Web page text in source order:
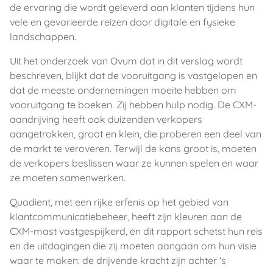
de ervaring die wordt geleverd aan klanten tijdens hun
vele en gevarieerde reizen door digitale en fysieke
landschappen.
Uit het onderzoek van Ovum dat in dit verslag wordt
beschreven, blijkt dat de vooruitgang is vastgelopen en
dat de meeste ondernemingen moeite hebben om
vooruitgang te boeken. Zij hebben hulp nodig. De CXM-
aandrijving heeft ook duizenden verkopers
aangetrokken, groot en klein, die proberen een deel van
de markt te veroveren. Terwijl de kans groot is, moeten
de verkopers beslissen waar ze kunnen spelen en waar
ze moeten samenwerken.
Quadient, met een rijke erfenis op het gebied van
klantcommunicatiebeheer, heeft zijn kleuren aan de
CXM-mast vastgespijkerd, en dit rapport schetst hun reis
en de uitdagingen die zij moeten aangaan om hun visie
waar te maken: de drijvende kracht zijn achter 's